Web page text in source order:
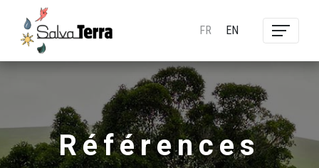
FR EN
Références